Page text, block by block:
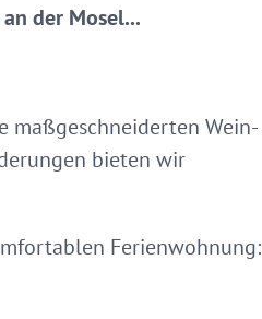
der Mosel...
maßgeschneiderten Wein-
bieten wir
Ferienwohnung: